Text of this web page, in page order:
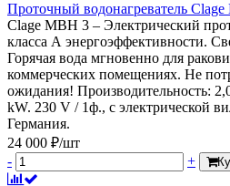
Проточный водонагреватель
Clage MBH 3 – Электрический
класса А энергоэффективности.
Горячая вода мгновенно для
коммерческих помещениях. Не
ожидания! Производительность:
kW. 230 V / 1ф., с электрической
Германия.
24 000 ₽/шт
-
+